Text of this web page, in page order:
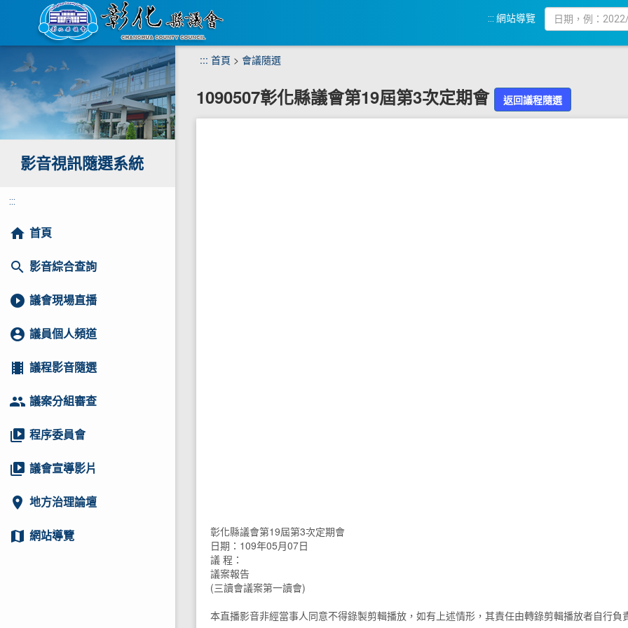
主
要
容
區
::: 網站導覽
影音視訊隨選系統
:::
home 首頁
search 影音綜合查詢
play_circle_filled 議會現場直播
account_circle 議員個人頻道
local_movies 議程影音隨選
group 議案分組審查
video_library 程序委員會
video_library 議會宣導影片
location_on 地方治理論壇
map 網站導覽
::: 首頁 > 會議隨選
1090507彰化縣議會第19屆第3次定期會 返回議程隨選
彰化縣議會第19屆第3次定期會
日期：109年05月07日
議 程：
議案報告
(三讀會議案第一讀會)
本直播影音非經當事人同意不得錄製剪輯播放，如有上述情形，其責任由轉錄剪輯播放者自行負